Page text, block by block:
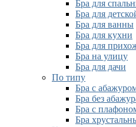
Бра для
Бра для
Бра для ванны
Бра для кухни
Бра для
Бра на улицу
Бра для дачи
По типу
Бра с
Бра без
Бра с
Бра